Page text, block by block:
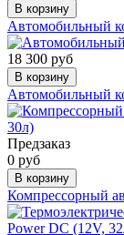
В корзину
Автомобильный
18 300 руб
В корзину
Автомобильный
Предзаказ
0 руб
В корзину
Компрессорный